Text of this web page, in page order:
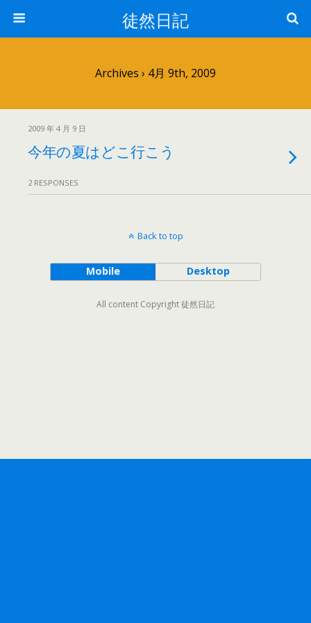
徒然日記
Archives › 4月 9th, 2009
2009 年 4 月 9 日
今年の夏はどこ行こう
2 RESPONSES
Back to top
Mobile Desktop
All content Copyright 徒然日記